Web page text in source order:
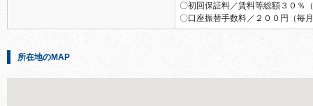
〇初回保証料／賃料等総額３０％
〇口座振替手数料／２００円（毎
所在地のMAP